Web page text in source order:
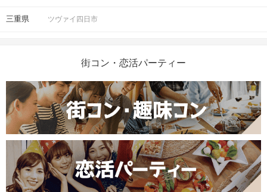
三重県 ツヴァイ四日市
街コン・恋活パーティー